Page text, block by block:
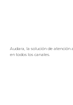
Audara, la solución de atención
en todos los canales.